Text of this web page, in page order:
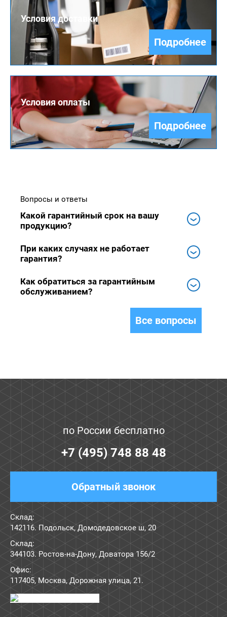
Условия доставки
Подробнее
Условия оплаты
Подробнее
Вопросы и ответы
Какой гарантийный срок на вашу
продукцию?
При каких случаях не работает
гарантия?
Как обратиться за гарантийным
обслуживанием?
Все вопросы
по России бесплатно
+7 (495) 748 88 48
Обратный звонок
Склад:
142116. Подольск, Домодедовское ш, 20
Склад:
344103. Ростов-на-Дону, Доватора 156/2
Офис:
117405, Москва, Дорожная улица, 21.